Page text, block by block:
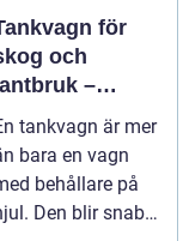
för
och
–
och
smarta val
tankvagn är mer
bara en vagn
behållare på
Den blir snabbt